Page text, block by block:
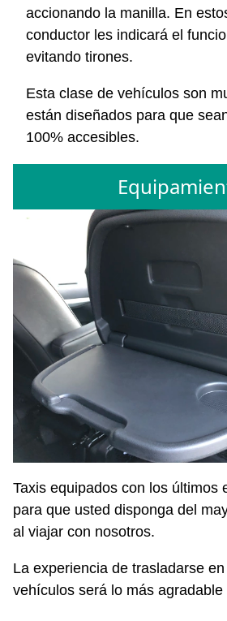
accionando la manilla. En
conductor les indicará el
evitando tirones.
Esta clase de vehículos son
están diseñados para que
100% accesibles.
Taxis equipados con los últimos
para que usted disponga del
al viajar con nosotros.
La experiencia de trasladarse
vehículos será lo más agradable